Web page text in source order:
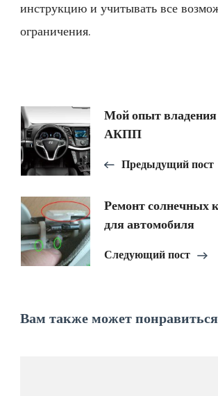
инструкцию и учитывать все
ограничения.
Навигация
по
записям
Мой опыт
АКПП
Предыдущий пост
Ремонт солнечных
для автомобиля
Следующий пост
Вам также может